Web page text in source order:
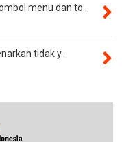
menu dan to...
tidak y...